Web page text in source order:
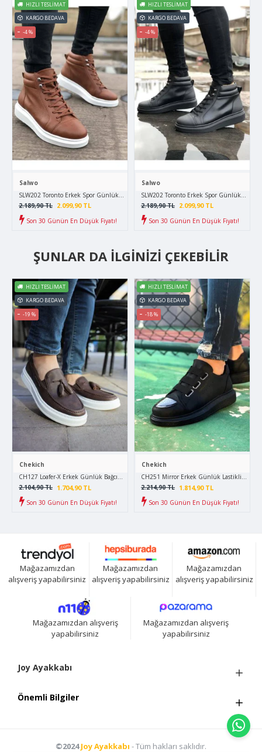
HIZLI TESLIMAT
KARGO BEDAVA
-4 %
Salwo
SLW202 Toronto Erkek Spor Günlük Bağcıklı Cilt Bot CBT - Taba
2.099,90 TL
2.189,90 TL
Son 30 Günün En Düşük Fiyatı!
HIZLI TESLIMAT
KARGO BEDAVA
-4 %
Salwo
SLW202 Toronto Erkek Spor Günlük
2.099,90 TL
2.189,90 TL
Son 30 Günün En Düşük Fiyatı!
ŞUNLAR DA İLGINIZI ÇEKEBILIR
HIZLI TESLIMAT
KARGO BEDAVA
-19 %
Chekich
CH127 Loafer-X Erkek Günlük Bağcıksız Corcik Cilt Klasik Ayakkabı CBT - Kahverengi
1.704,90 TL
2.104,90 TL
Son 30 Günün En Düşük Fiyatı!
HIZLI TESLIMAT
KARGO BEDAVA
-18 %
Chekich
CH251 Mirror Erkek Günlük Lastikli Cilt
1.814,90 TL
2.214,90 TL
Son 30 Günün En Düşük Fiyatı!
Mağazamızdan
alışveriş yapabilirsiniz
Mağazamızdan
alışveriş yapabilirsiniz
Mağazamızdan
alışveriş yapabilirsiniz
Mağazamızdan alışveriş
yapabilirsiniz
Mağazamızdan alışveriş
yapabilirsiniz
Joy Ayakkabı
Önemli Bilgiler
©2024Joy Ayakkabı - Tüm hakları saklıdır.